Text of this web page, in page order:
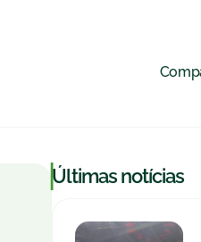
|Últimas notícias